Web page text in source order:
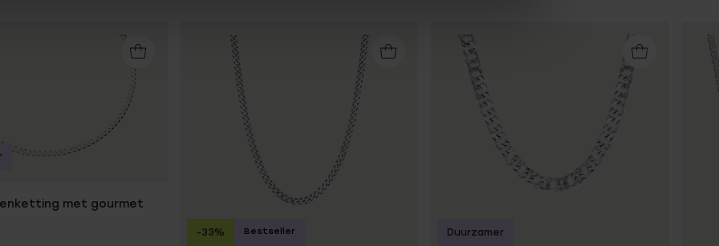
met gourmet
-33% Bestseller Duurzamer